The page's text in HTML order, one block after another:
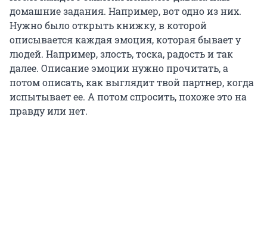
домашние задания. Например, вот одно из них.
Нужно было открыть книжку, в которой
описывается каждая эмоция, которая бывает у
людей. Например, злость, тоска, радость и так
далее. Описание эмоции нужно прочитать, а
потом описать, как выглядит твой партнер, когда
испытывает ее. А потом спросить, похоже это на
правду или нет.